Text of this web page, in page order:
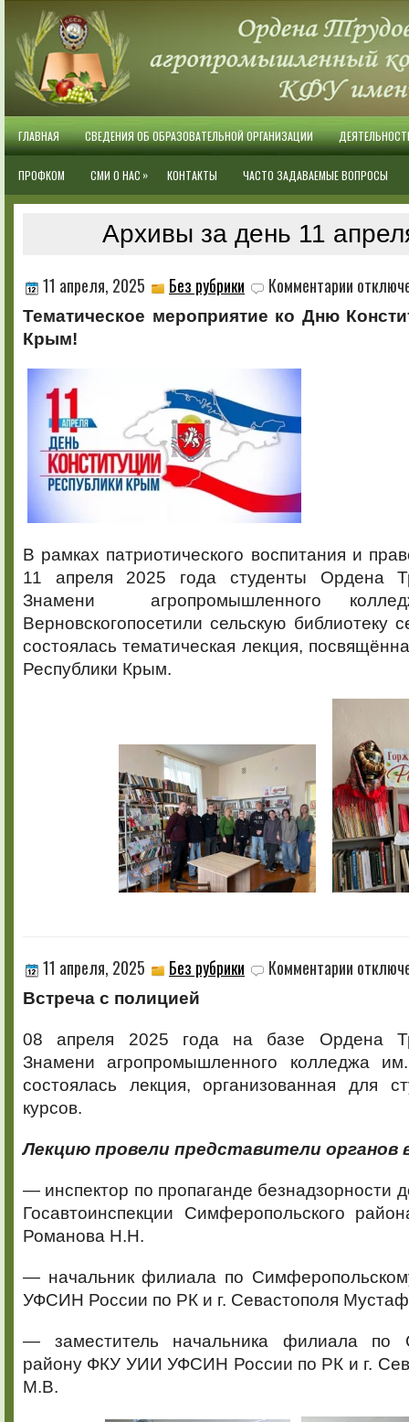
ГЛАВНАЯ СВЕДЕНИЯ ОБ ОБРАЗОВАТЕЛЬНОЙ ОРГАНИЗАЦИИ
ПРОФКОМ СМИ О НАС » КОНТАКТЫ ЧАСТО ЗАДАВАЕМЫЕ ВОПРОСЫ
Архивы за день 11
11 апреля, 2025 Без рубрики Комментарии записи
Тематическое мероприятие ко Дню
Крым!
В рамках патриотического воспитания и
11 апреля 2025 года студенты Ордена
Знамени агропромышленного
Верновскогопосетили сельскую библиотеку
состоялась тематическая лекция,
Республики Крым.
11 апреля, 2025 Без рубрики Комментарии записи
Встреча с полицией
08 апреля 2025 года на базе Ордена
Знамени агропромышленного колледжа
состоялась лекция, организованная для
курсов.
Лекцию провели представители органов
— инспектор по пропаганде безнадзорности
Госавтоинспекции Симферопольского
Романова Н.Н.
— начальник филиала по
УФСИН России по РК и г. Севастополя
— заместитель начальника филиала по
району ФКУ УИИ УФСИН России по РК и г.
М.В.